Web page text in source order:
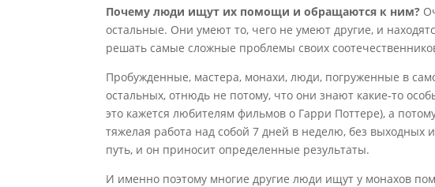
Почему люди ищут их помощи и обращаются к ним?
остальные. Они умеют то, чего не умеют другие, и
решать самые сложные проблемы своих
Пробужденные, мастера, монахи, люди, погруженные в
остальных, отнюдь не потому, что они знают какие-то
это кажется любителям фильмов о Гарри Поттере), а
тяжелая работа над собой 7 дней в неделю, без
путь, и он приносит определенные результаты.
И именно поэтому многие другие люди ищут у монахов